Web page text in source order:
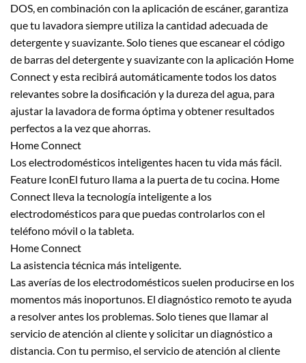
DOS, en combinación con la aplicación de escáner, garantiza
que tu lavadora siempre utiliza la cantidad adecuada de
detergente y suavizante. Solo tienes que escanear el código
de barras del detergente y suavizante con la aplicación Home
Connect y esta recibirá automáticamente todos los datos
relevantes sobre la dosificación y la dureza del agua, para
ajustar la lavadora de forma óptima y obtener resultados
perfectos a la vez que ahorras.
Home Connect
Los electrodomésticos inteligentes hacen tu vida más fácil.
Feature IconEl futuro llama a la puerta de tu cocina. Home
Connect lleva la tecnología inteligente a los
electrodomésticos para que puedas controlarlos con el
teléfono móvil o la tableta.
Home Connect
La asistencia técnica más inteligente.
Las averías de los electrodomésticos suelen producirse en los
momentos más inoportunos. El diagnóstico remoto te ayuda
a resolver antes los problemas. Solo tienes que llamar al
servicio de atención al cliente y solicitar un diagnóstico a
distancia. Con tu permiso, el servicio de atención al cliente